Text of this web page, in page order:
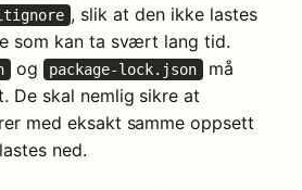
, slik at den ikke lastes
som kan ta svært lang tid.
og package-lock.json må
De skal nemlig sikre at
med eksakt samme oppsett
ned.